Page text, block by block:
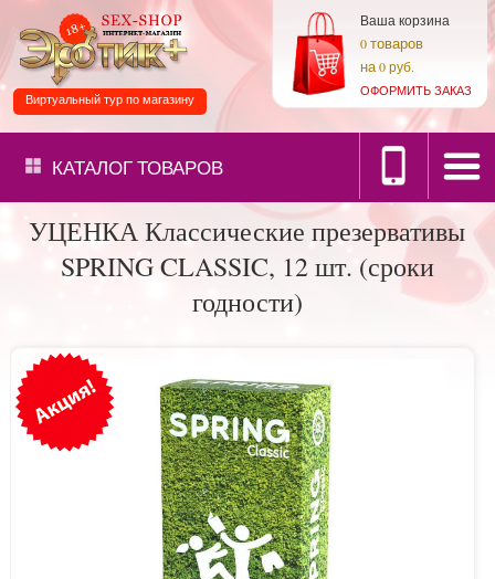
Ваша корзина
0товаров
на0 руб.
ОФОРМИТЬ ЗАКАЗ
Виртуальный тур по магазину
КАТАЛОГТОВАРОВ
УЦЕНКА Классические презервативы
SPRING CLASSIC, 12 шт. (сроки
годности)